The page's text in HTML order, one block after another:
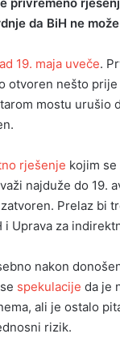
da BiH ne
19. maja uveče.
otvoren nešto
mostu urušio
rješenje kojim
najduže do 19.
Prelaz bi
Uprava za
nakon
spekulacije da je
ali je ostalo
rizik.